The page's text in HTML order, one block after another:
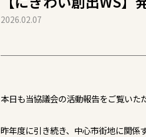
2026.02.07
本日も当協議会の活動報告をご覧いた
昨年度に引き続き、中心市街地に関係